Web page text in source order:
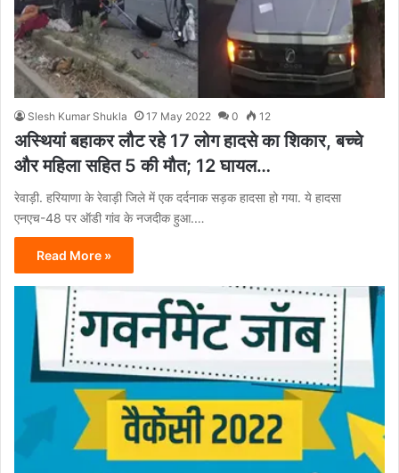
Slesh Kumar Shukla 17 May 2022 0 12
अस्थियां बहाकर लौट रहे 17 लोग हादसे का शिकार, बच्चे
और महिला सहित 5 की मौत; 12 घायल…
रेवाड़ी. हरियाणा के रेवाड़ी जिले में एक दर्दनाक सड़क हादसा हो गया. ये हादसा
एनएच-48 पर ऑडी गांव के नजदीक हुआ.…
Read More »